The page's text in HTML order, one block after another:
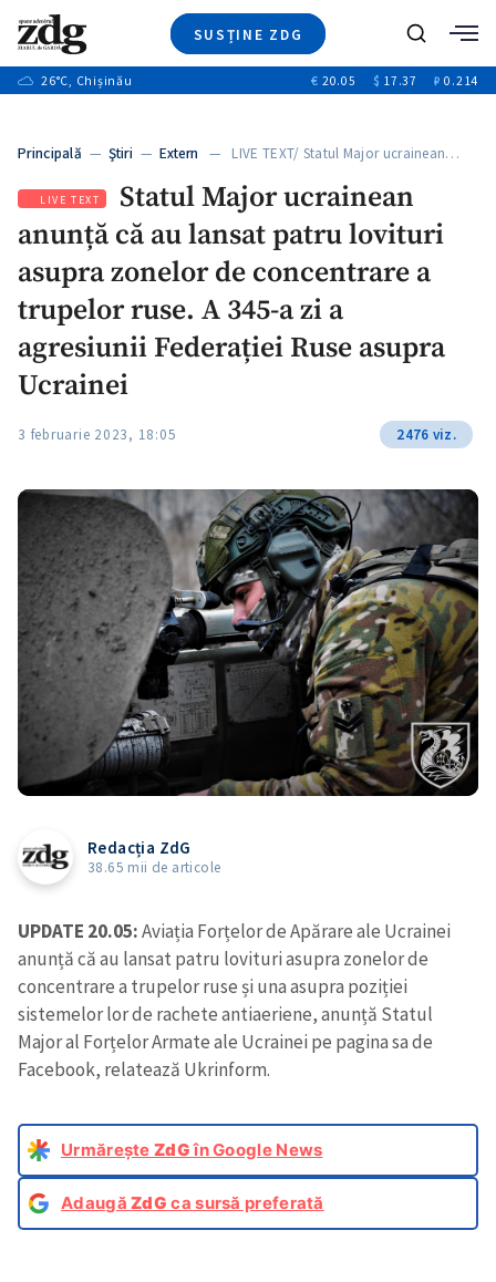
SUSȚINE ZDG
Ştiri
+7
Video
Special
+1
Blog
+2
Caută
26°C, Chișinău € 20.05 $ 17.37 ₽ 0.214
Principală — Ştiri — Extern — LIVE TEXT/ Statul Major ucrainean…
LIVE TEXT
Statul Major ucrainean
anunță că au lansat patru lovituri
asupra zonelor de concentrare a
trupelor ruse. A 345-a zi a
agresiunii Federației Ruse asupra
Ucrainei
3 februarie 2023, 18:05 2476 viz.
Redacția ZdG
38.65 mii de articole
UPDATE 20.05:Aviația Forțelor de Apărare ale Ucrainei
anunță că au lansat patru lovituri asupra zonelor de
concentrare a trupelor ruse și una asupra poziției
sistemelor lor de rachete antiaeriene, anunță Statul
Major al Forțelor Armate ale Ucrainei pe pagina sa de
Facebook, relatează Ukrinform.
Urmărește ZdGîn Google News
AdaugăZdG ca sursă preferată